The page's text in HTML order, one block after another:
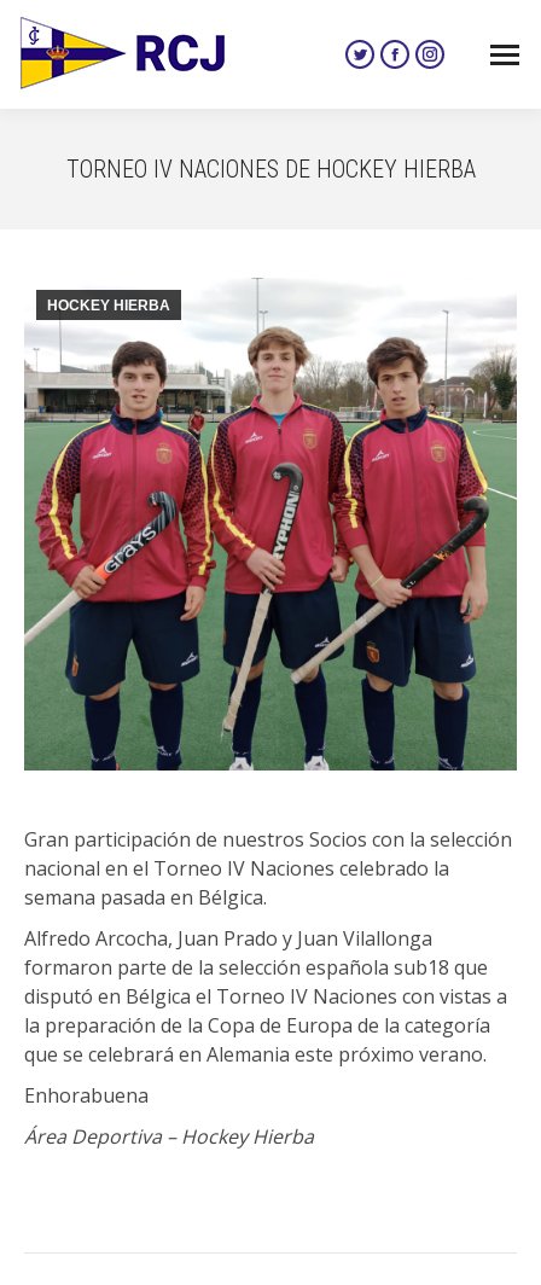
Twitter
in
new
Facebook
in
new
Instagram
in
new
TORNEO IV NACIONES DE HOCKEY HIERBA
HOCKEY HIERBA
Gran participación de nuestros Socios con la selección
nacional en el Torneo IV Naciones celebrado la
semana pasada en Bélgica.
Alfredo Arcocha, Juan Prado y Juan Vilallonga
formaron parte de la selección española sub18 que
disputó en Bélgica el Torneo IV Naciones con vistas a
la preparación de la Copa de Europa de la categoría
que se celebrará en Alemania este próximo verano.
Enhorabuena
Área Deportiva – Hockey Hierba